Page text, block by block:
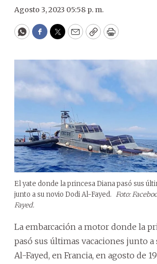
Agosto 3, 2023 05:58 p. m.
WhatsApp
Facebook
Twitter
EmailCopyPrint
El yate donde la princesa Diana pasó sus
junto a su novio Dodi Al-Fayed. Foto:
Fayed.
La embarcación a motor donde la
pasó sus últimas vacaciones junto a
Al-Fayed, en Francia, en agosto de